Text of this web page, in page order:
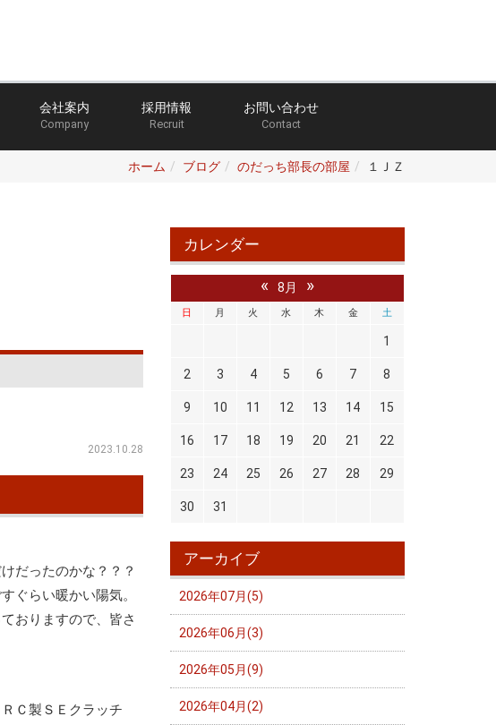
会社案内
Company
採用情報
Recruit
お問い合わせ
Contact
ホーム ブログ のだっち部長の部屋 １ＪＺ
2023.10.28
だったのかな？？？
ぐらい暖かい陽気。
おりますので、皆さ
Ｃ製ＳＥクラッチ
カレンダー
« 8月 »
日 月 火 水 木 金 土
1
2 3 4 5 6 7 8
9 10 11 12 13 14 15
16 17 18 19 20 21 22
23 24 25 26 27 28 29
30 31
アーカイブ
2026年07月(5)
2026年06月(3)
2026年05月(9)
2026年04月(2)